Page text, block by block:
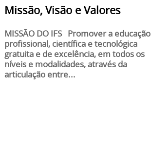
Missão, Visão e Valores
MISSÃO DO IFS Promover a educação
profissional, científica e tecnológica
gratuita e de excelência, em todos os
níveis e modalidades, através da
articulação entre...